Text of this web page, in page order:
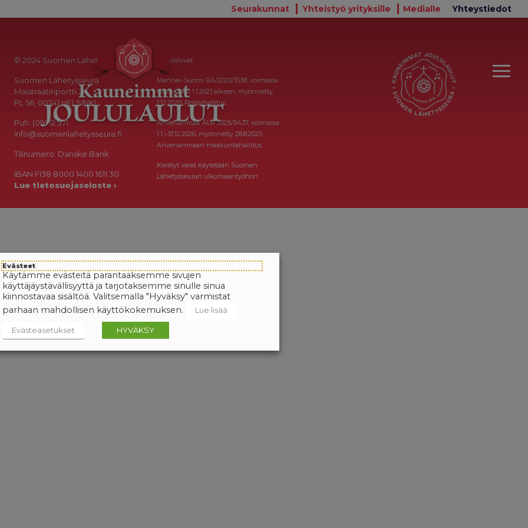
Seurakunnat Yhteistyö yrityksille Medialle Yhteystiedot
© 2024 Suomen Lähetysseura
Suomen Lähetysseura
Maistraatinportti 2a
PL 56, 00241 HELSINKI
Puh. (09) 12 971
info@suomenlahetysseura.fi
Tilinumero: Danske Bank
IBAN FI38 8000 1400 1611 30
Lue tietosuojaseloste ›
Keräysluvat:
Manner-Suomi RA/2020/1538, voimassa
toistaiseksi 1.1.2021 alkaen, myönnetty
1.12.2020, Poliisihallitus.
Ahvenanmaa ÅLR 2025/5437, voimassa
1.1.–31.12.2026, myönnetty 28.8.2025
Ahvenanmaan maakuntahallitus.
Kerätyt varat käytetään Suomen
Lähetysseuran ulkomaantyöhön.
Evästeet
Käytämme evästeitä parantaaksemme sivujen
käyttäjäystävällisyyttä ja tarjotaksemme sinulle sinua
kiinnostavaa sisältöä. Valitsemalla "Hyväksy" varmistat
parhaan mahdollisen käyttökokemuksen.
Lue lisää
Evästeasetukset HYVÄKSY